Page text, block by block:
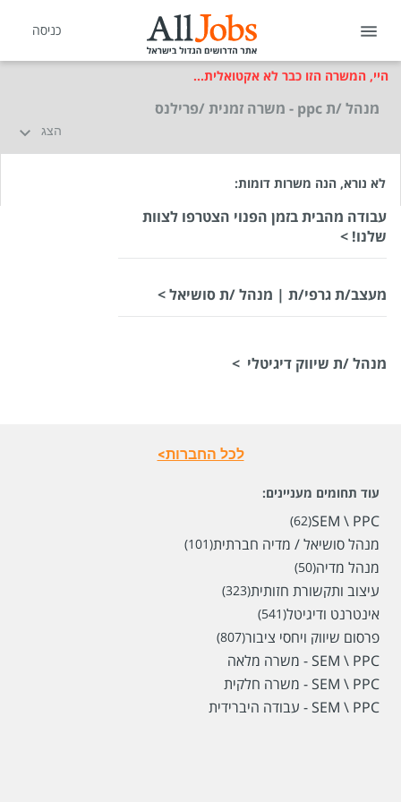
כניסה
היי, המשרה הזו כבר לא אקטואלית...
מנהל /ת ppc - משרה זמנית /פרילנס
הצג
שכר
המעסיק לא סיפר לנו
סוג משרה פרילנס,עבודה זמנית,
לא נורא, הנה משרות דומות:
עבודה מהבית בזמן הפנוי הצטרפו לצוות
שלנו! >
מעצב/ת גרפי/ת | מנהל /ת סושיאל >
מנהל /ת שיווק דיגיטלי >
לכל החברות>
עוד תחומים מעניינים:
SEM \ PPC
(62)
מנהל סושיאל / מדיה חברתית(101)
מנהל מדיה(50)
עיצוב ותקשורת חזותית(323)
אינטרנט ודיגיטל(541)
פרסום שיווק ויחסי ציבור(807)
SEM \ PPC - משרה מלאה
SEM \ PPC - משרה חלקית
SEM \ PPC - עבודה היברידית